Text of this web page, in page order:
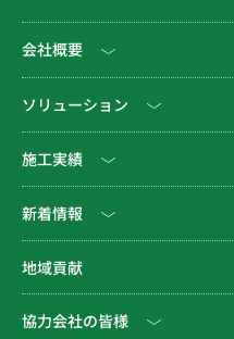
会社概要
社長挨拶
会社沿革
拠点一覧
企業倫理規定
ソリューション
公共工事
住宅関連
各種連携
施工実績
土木
建築（民間）
新着情報
NEWS & EVENT
地域貢献
協力会社の皆様